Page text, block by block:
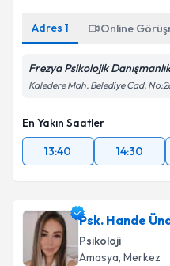
Adres 1 Online
Frezya Psikolojik Danışmanlık
Kaledere Mah. Belediye Cad.
En Yakın Saatler
13:40
14:30
Psk. Hande
Psikoloji
Amasya, Merkez